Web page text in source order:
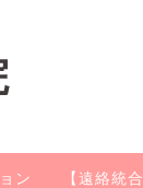
ン 【遠絡統